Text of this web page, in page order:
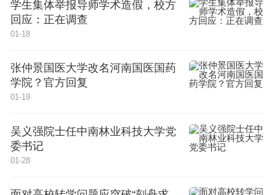
学生集体举报导师学术造假，校方
回应：正在调查
01-18
张仲景国医大学改名河南国医国药
学院？官方回复
01-19
吴义强院士任中南林业科技大学党
委书记
01-28